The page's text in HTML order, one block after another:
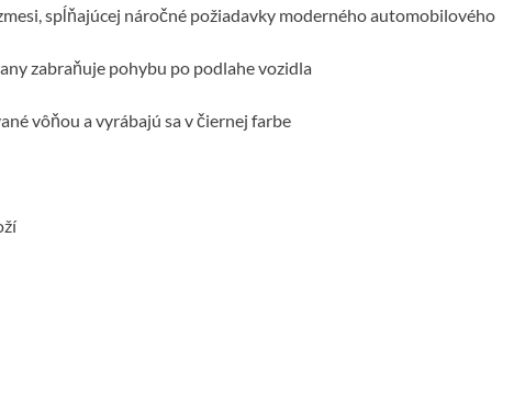
spĺňajúcej náročné požiadavky moderného automobilového
zabraňuje pohybu po podlahe vozidla
vôňou a vyrábajú sa v čiernej farbe